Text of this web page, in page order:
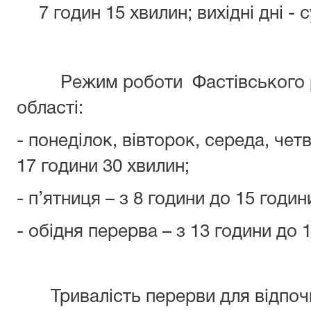
7 годин 15 хвилин; вихідні дні -
Режим роботи Фастівського
області:
- понеділок, вівторок, середа,
17 години 30 хвилин;
- п’ятниця – з 8 години до 15
- обідня перерва – з 13 години до
Тривалість перерви для